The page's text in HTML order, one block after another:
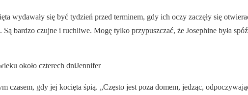
wydawały się być tydzień przed terminem, gdy ich oczy zaczęły się
Są bardzo czujne i ruchliwe. Mogę tylko przypuszczać, że Josephine była
około czterech dniJennifer
czasem, gdy jej kocięta śpią. „Często jest poza domem, jedząc,